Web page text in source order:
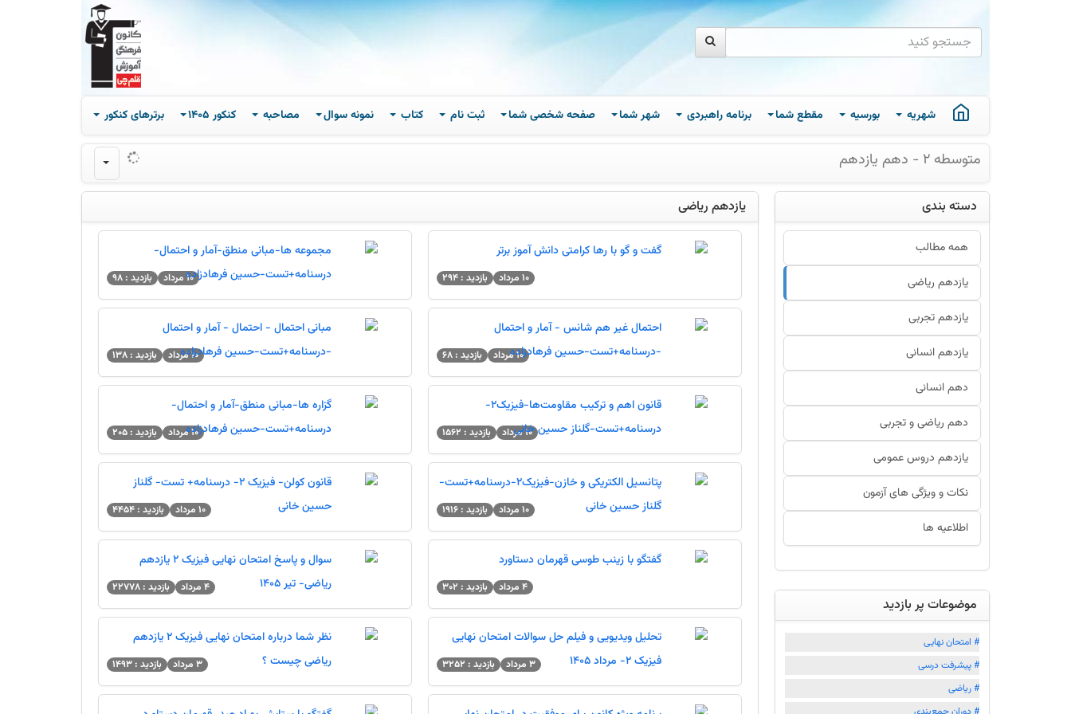
شهریه بورسیه مقطع شما برنامه راهبردی شهر شما صفحه شخصی شما ثبت نام کتاب نمونه سوال مصاحبه کنکور 1405 برترهای کنکور
متوسطه 2 - دهم یازدهم
دسته بندی
همه مطالب
یازدهم ریاضی
یازدهم تجربی
یازدهم انسانی
دهم انسانی
دهم ریاضی و تجربی
یازدهم دروس عمومی
نکات و ویژگی های آزمون
اطلاعیه ها
موضوعات پر بازدید
# امتحان نهایی
# پیشرفت درسی
# ریاضی
یازدهم ریاضی
گفت و گو با رها کرامتی دانش آموز برتر
بازدید : 294 10 مرداد
مجموعه ها-مبانی منطق-آمار و احتمال-
درسنامه+تست-حسین فرهادزاده
بازدید : 98 10 مرداد
احتمال غیر هم شانس - آمار و احتمال
-درسنامه+تست-حسین فرهادزاده
بازدید : 68 10 مرداد
مبانی احتمال - احتمال - آمار و احتمال
-درسنامه+تست-حسین فرهادزاده
بازدید : 138 10 مرداد
قانون اهم و ترکیب مقاومت‌ها-فیزیک2-
درسنامه+تست-گلناز حسین خانی
بازدید : 1562 10 مرداد
گزاره ها-مبانی منطق-آمار و احتمال-
درسنامه+تست-حسین فرهادزاده
بازدید : 205 10 مرداد
پتانسیل الکتریکی و خازن-فیزیک2-درسنامه+تست-
گلناز حسین خانی
بازدید : 1916 10 مرداد
قانون کولن- فیزیک 2- درسنامه+ تست- گلناز
حسین خانی
بازدید : 4454 10 مرداد
گفتگو با زینب طوسی قهرمان دستاورد
بازدید : 302 4 مرداد
سوال و پاسخ امتحان نهایی فیزیک 2 یازدهم
ریاضی- تیر 1405
بازدید : 22778 4 مرداد
تحلیل ویدیویی و فیلم حل سوالات امتحان نهایی
فیزیک 2- مرداد 1405
بازدید : 3252 3 مرداد
نظر شما درباره امتحان نهایی فیزیک 2 یازدهم
ریاضی چیست ؟
بازدید : 1493 3 مرداد
محاسبه درصد - نحوه درصد گیری - درصد گرفتن از تست
اعلام نتایج سمپاد پس از دریافت اطلاعات از آموزش و پرورش
صفحه شخصی کانونی ها - دریافت کارنامه - کارنامه آزمون
نتایج آزمون‌های ورودی مدارس سمپاد و نمونه دولتی اوایل هفته
کارنامه کنکور- تخمین رتبه بر اساس رتبه کنکور